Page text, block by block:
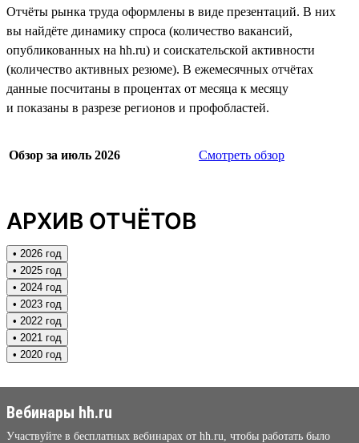
Отчёты рынка труда оформлены в виде презентаций. В них
вы найдёте динамику спроса (количество вакансий,
опубликованных на hh.ru) и соискательской активности
(количество активных резюме). В ежемесячных отчётах
данные посчитаны в процентах от месяца к месяцу
и показаны в разрезе регионов и профобластей.
Обзор за июль 2026 Смотреть обзор
АРХИВ ОТЧЁТОВ
• 2026 год
• 2025 год
• 2024 год
• 2023 год
• 2022 год
• 2021 год
• 2020 год
Вебинары hh.ru
Участвуйте в бесплатных вебинарах от hh.ru, чтобы работать было